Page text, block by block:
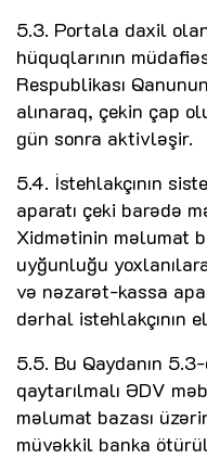
5.3. Portala daxil
hüquqlarının
Respublikası
alınaraq, çekin çap
gün sonra aktivləşir.
5.4. İstehlakçının
aparatı çeki barədə
Xidmətinin məlumat
uyğunluğu
və nəzarət-kassa
dərhal istehlakçının
5.5. Bu Qaydanın
qaytarılmalı ƏDV
məlumat bazası
müvəkkil banka